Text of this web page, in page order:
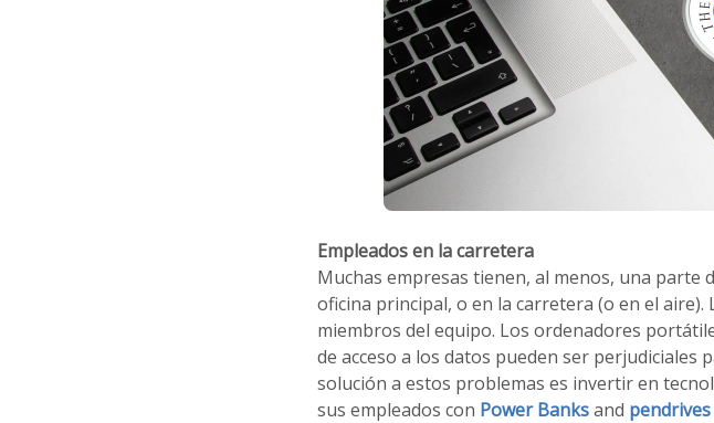
Empleados en la carretera
Muchas empresas tienen, al menos, una
oficina principal, o en la carretera (o en el
miembros del equipo. Los ordenadores
de acceso a los datos pueden ser perjudiciales
solución a estos problemas es invertir en
sus empleados con Power Banksand pendrives